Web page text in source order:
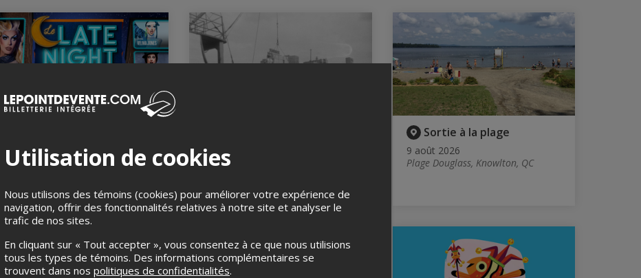
8 août 2026, 23h45
Cabaret Mado, Montréal, QC
(balade à pied)
9 août 2026, 10h00
Sortie à la plage
9 août 2026
Plage Douglass, Knowlton, QC
Utilisation de cookies
Nous utilisons des témoins (cookies) pour améliorer votre expérience de
navigation, offrir des fonctionnalités relatives à notre site et analyser le
trafic de nos sites.
En cliquant sur « Tout accepter », vous consentez à ce que nous utilisions
tous les types de témoins. Des informations complémentaires se
trouvent dans nos politiques de confidentialités.